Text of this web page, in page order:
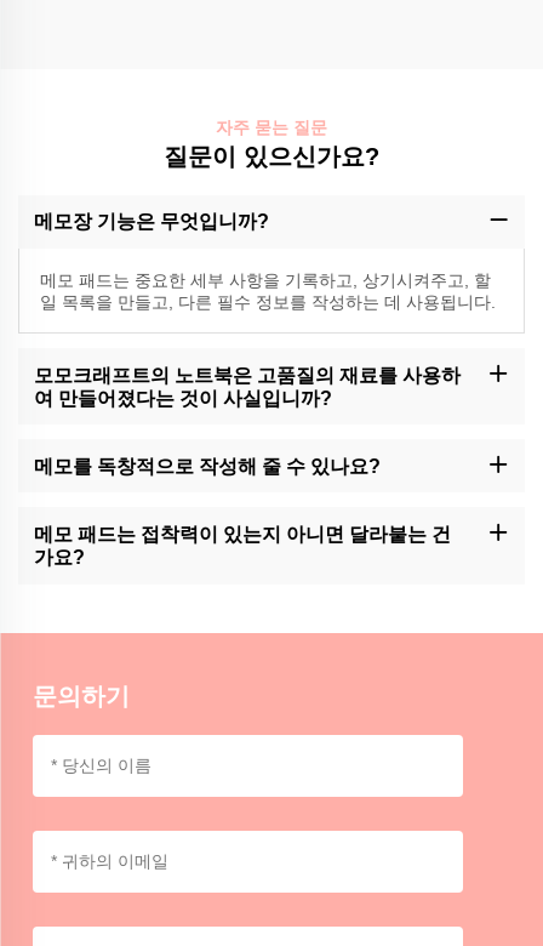
자주 묻는 질문
질문이 있으신가요?
메모장 기능은 무엇입니까?
메모 패드는 중요한 세부 사항을 기록하고, 상기시켜주고, 할
일 목록을 만들고, 다른 필수 정보를 작성하는 데 사용됩니다.
모모크래프트의 노트북은 고품질의 재료를 사용하
여 만들어졌다는 것이 사실입니까?
문가입니다.
메모를 독창적으로 작성해 줄 수 있나요?
세한 내용은 고객 지원에 문의하세요.
메모 패드는 접착력이 있는지 아니면 달라붙는 건
가요?
문의하기